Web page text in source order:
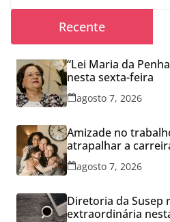
Recente
“Lei Maria da
nesta sexta-feira
agosto 7, 2026
Amizade no
atrapalhar a
agosto 7, 2026
Diretoria da Susep
extraordinária